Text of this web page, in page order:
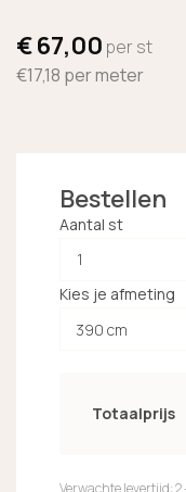
€67,00 per st
€17,18 per meter
Bestellen
Kies je afmeting
Aantal st
Totaalprijs